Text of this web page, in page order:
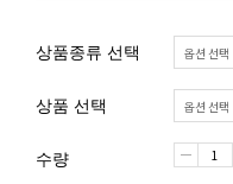
상품종류 선택
상품 선택
수량